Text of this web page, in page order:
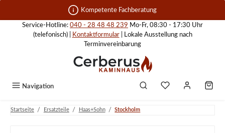
Zum Hauptinhalt springen Kompetente Fachberatung
Service-Hotline: 040 - 28 48 48 239 Mo-Fr, 08:30 - 17:30 Uhr
(telefonisch) |
Kontaktformular| Lokale Ausstellung nach
Terminvereinbarung
Navigation
Startseite / Ersatzteile / Haas+Sohn / Stockholm